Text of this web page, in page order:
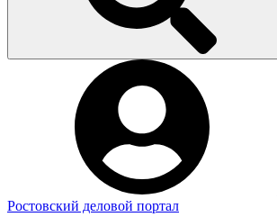
Ростовский деловой портал